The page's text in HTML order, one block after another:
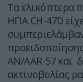
Τα ελικόπτερα
ΗΠΑ CH-47D
AN/AAR-57 και
ακτινοβολίας